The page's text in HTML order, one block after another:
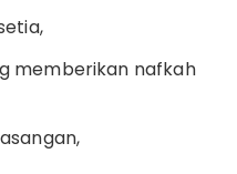
memberikan nafkah